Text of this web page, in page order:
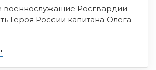
военнослужащие Росгвардии
Героя России капитана Олега